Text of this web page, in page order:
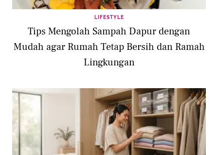
LIFESTYLE
Tips Mengolah Sampah Dapur dengan
Mudah agar Rumah Tetap Bersih dan Ramah
Lingkungan